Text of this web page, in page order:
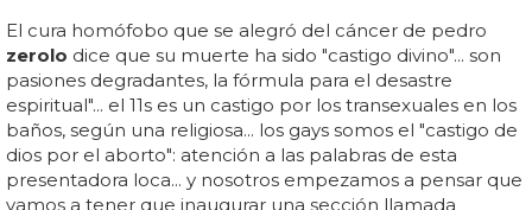
El cura homófobo que se alegró del cáncer de pedro
zerolo dice que su muerte ha sido "castigo divino"... son
pasiones degradantes, la fórmula para el desastre
espiritual"... el 11s es un castigo por los transexuales en los
baños, según una religiosa... los gays somos el "castigo de
dios por el aborto": atención a las palabras de esta
presentadora loca... y nosotros empezamos a pensar que
vamos a tener que inaugurar una sección llamada